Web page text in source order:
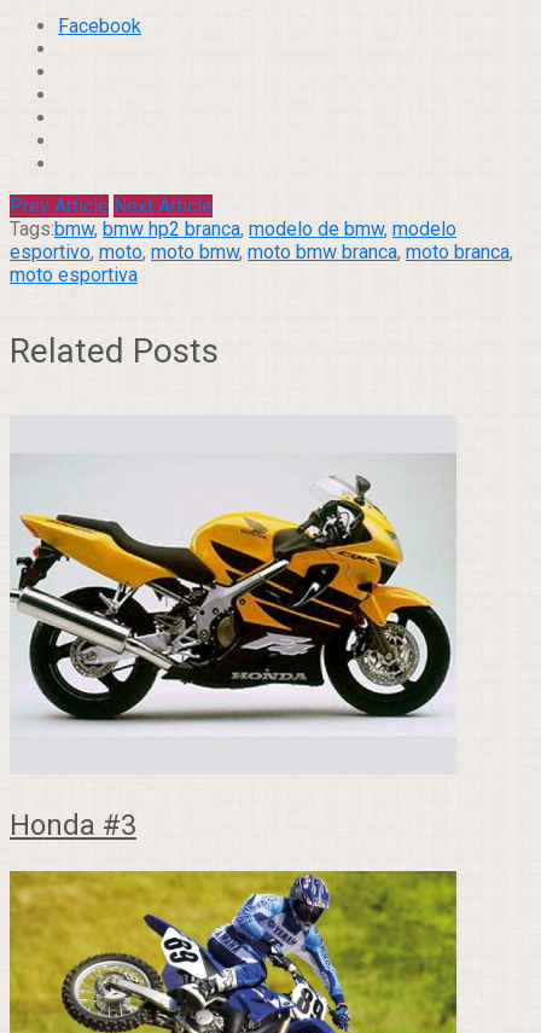
Compartilhar
Facebook
Prev Article Next Article
Tags:bmw, bmw hp2 branca, modelo de bmw, modelo
esportivo, moto, moto bmw, moto bmw branca, moto branca,
moto esportiva
Related Posts
Honda #3